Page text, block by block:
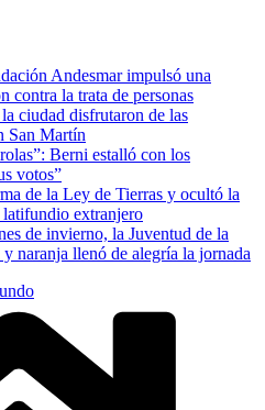
Andesmar impulsó una
contra la trata de personas
ciudad disfrutaron de las
San Martín
Berni estalló con los
votos”
de la Ley de Tierras y ocultó la
extranjero
de invierno, la Juventud de la
naranja llenó de alegría la jornada